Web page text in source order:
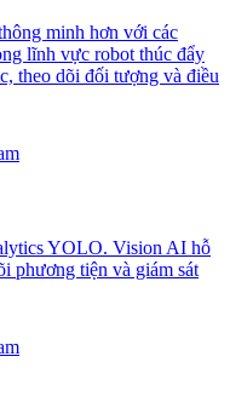
minh hơn với các
lĩnh vực robot thúc đẩy
theo dõi đối tượng và điều
YOLO. Vision AI hỗ
phương tiện và giám sát